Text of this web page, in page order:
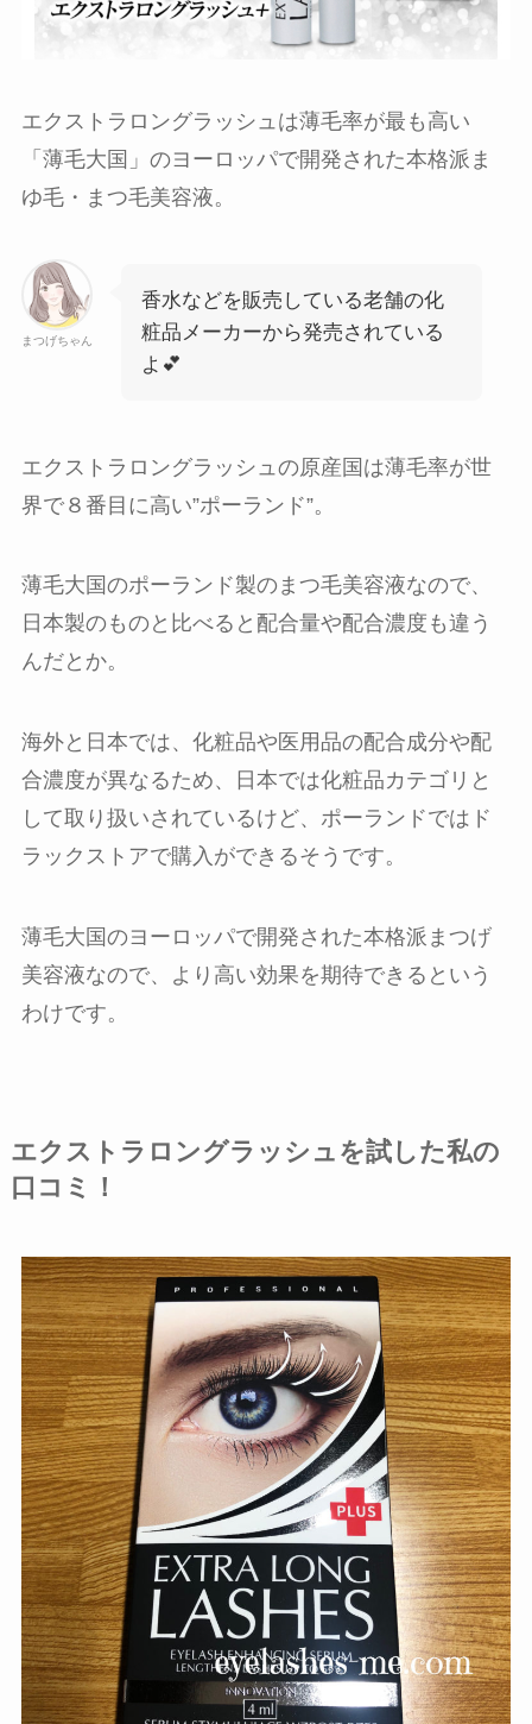
エクストラロングラッシュは薄毛率が最も高い
「薄毛大国」のヨーロッパで開発された本格派ま
ゆ毛・まつ毛美容液。
まつげちゃん
香水などを販売している老舗の化
粧品メーカーから発売されている
よ💕
エクストラロングラッシュの原産国は薄毛率が世
界で８番目に高い”ポーランド”。
薄毛大国のポーランド製のまつ毛美容液なので、
日本製のものと比べると配合量や配合濃度も違う
んだとか。
海外と日本では、化粧品や医用品の配合成分や配
合濃度が異なるため、日本では化粧品カテゴリと
して取り扱いされているけど、ポーランドではド
ラックストアで購入ができるそうです。
薄毛大国のヨーロッパで開発された本格派まつげ
美容液なので、より高い効果を期待できるという
わけです。
エクストラロングラッシュを試した私の
口コミ！